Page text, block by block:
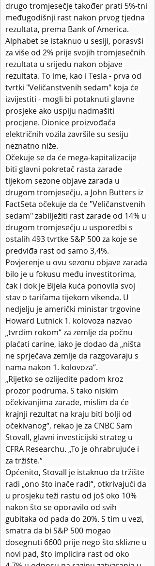
drugo tromjesečje također prati 5%-tni
međugodišnji rast nakon prvog tjedna
rezultata, prema Bank of America.
Alphabet se istaknuo u sesiji, porasvši
za više od 2% prije svojih tromjesečnih
rezultata u srijedu nakon objave
rezultata. To ime, kao i Tesla - prva od
tvrtki "Veličanstvenih sedam" koja će
izvijestiti - mogli bi potaknuti glavne
prosjeke ako uspiju nadmašiti
procjene. Dionice proizvođača
električnih vozila završile su sesiju
neznatno niže.
Očekuje se da će mega-kapitalizacije
biti glavni pokretač rasta zarade
tijekom sezone objave zarada u
drugom tromjesečju, a John Butters iz
FactSeta očekuje da će "Veličanstvenih
sedam" zabilježiti rast zarade od 14% u
drugom tromjesečju u usporedbi s
ostalih 493 tvrtke S&P 500 za koje se
predviđa rast od samo 3,4%.
Povjerenje u ovu sezonu objave zarada
bilo je u fokusu među investitorima,
čak i dok je Bijela kuća ponovila svoj
stav o tarifama tijekom vikenda. U
nedjelju je američki ministar trgovine
Howard Lutnick 1. kolovoza nazvao
„tvrdim rokom“ za zemlje da počnu
plaćati carine, iako je dodao da „ništa
ne sprječava zemlje da razgovaraju s
nama nakon 1. kolovoza“.
„Rijetko se ozlijedite padom kroz
prozor podruma. S tako niskim
očekivanjima zarade, mislim da će
krajnji rezultat na kraju biti bolji od
očekivanog“, rekao je za CNBC Sam
Stovall, glavni investicijski strateg u
CFRA Researchu. „To je ohrabrujuće i
za tržište.“
Općenito, Stovall je istaknuo da tržište
radi „ono što inače radi“, otkrivajući da
u prosjeku teži rastu od još oko 10%
nakon što se oporavilo od svih
gubitaka od pada do 20%. S tim u vezi,
smatra da bi S&P 500 mogao
dosegnuti 6600 prije nego što sklizne u
novi pad, što implicira rast od oko